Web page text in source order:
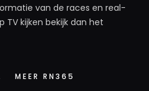
van de races en real-
TV kijken bekijk dan het
MEER RN365